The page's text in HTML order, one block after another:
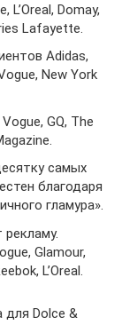
L’Oreal, Domay,
Lafayette.
Adidas,
New York
GQ, The
самых
благодаря
гламура».
рекламу.
Glamour,
L’Oreal.
Dolce &